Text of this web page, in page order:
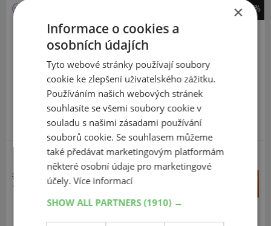
-47%
Nexen
N*Blue 4Season 2
165 60 R14 75H
DOPORUČUJEME PRÉMIOVÁ KVALITA
2 787 Kč
1 491 Kč
Expedujeme ještě dnes
×
Informace o cookies a
osobních údajích
Tyto webové stránky používají soubory
cookie ke zlepšení uživatelského zážitku.
Používáním našich webových stránek
souhlasíte se všemi soubory cookie v
souladu s našimi zásadami používání
souborů cookie. Se souhlasem můžeme
také předávat marketingovým platformám
některé osobní údaje pro marketingové
účely.Více informací
SHOW ALL PARTNERS(1910) →